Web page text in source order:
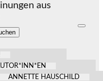
aus
ANNETTE HAUSCHILD